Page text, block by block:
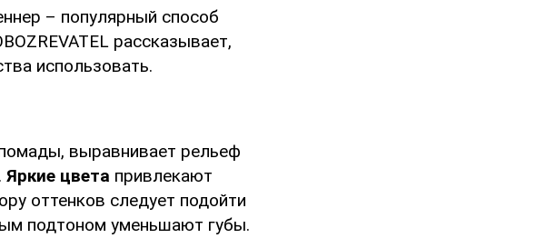
– популярный способ
рассказывает,
использовать.
выравнивает рельеф
Яркие цвета привлекают
оттенков следует подойти
подтоном уменьшают губы.